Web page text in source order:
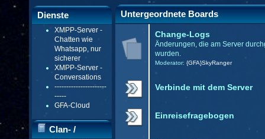
Dienste
XMPP-Server -
Chatten wie
Whatsapp, nur
sicherer
XMPP-Server -
Conversations
----------------------
-----
GFA-Cloud
Clan- /
Untergeordnete Boards
Change-Logs
Änderungen, die am Server
wurden.
Moderator: {GFA}SkyRanger
Verbinde mit dem Server
Einreisefragebogen